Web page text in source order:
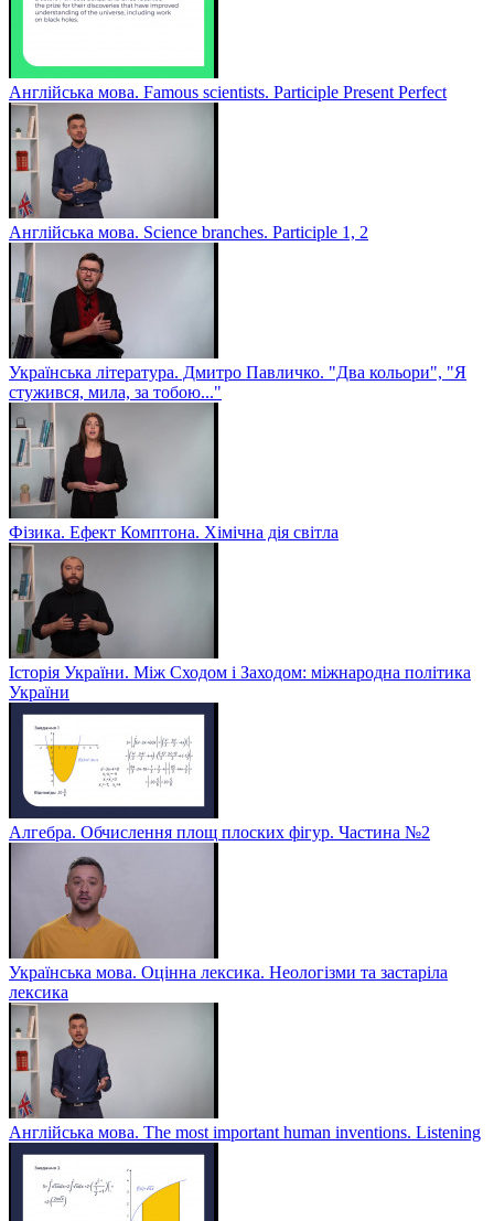
Англійська мова. Famous scientists. Participle Present Perfect
Англійська мова. Sсience branches. Participle 1, 2
Українська література. Дмитро Павличко. "Два кольори", "Я
стужився, мила, за тобою..."
Фізика. Ефект Комптона. Хімічна дія світла
Історія України. Між Сходом і Заходом: міжнародна політика
України
Алгебра. Обчислення площ плоских фігур. Частина №2
Українська мова. Оцінна лексика. Неологізми та застаріла
лексика
Англійська мова. The most important human inventions. Listening